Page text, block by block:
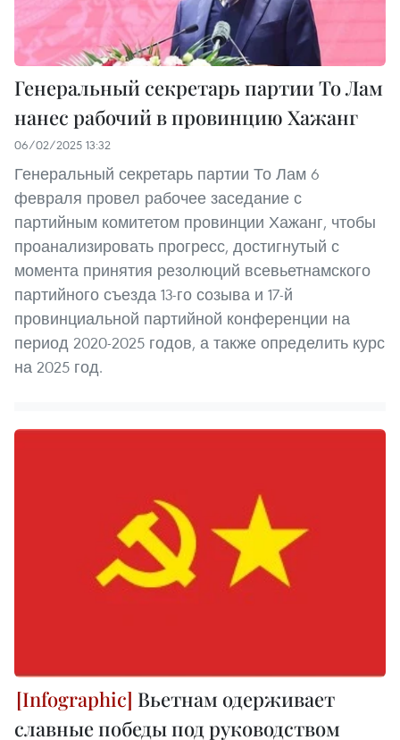
Генеральный секретарь партии То Лам
нанес рабочий в провинцию Хажанг
06/02/2025 13:32
Генеральный секретарь партии То Лам 6
февраля провел рабочее заседание с
партийным комитетом провинции Хажанг, чтобы
проанализировать прогресс, достигнутый с
момента принятия резолюций всевьетнамского
партийного съезда 13-го созыва и 17-й
провинциальной партийной конференции на
период 2020-2025 годов, а также определить курс
на 2025 год.
Вьетнам одерживает
славные победы под руководством